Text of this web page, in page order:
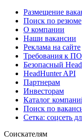
Размещение
Поиск по резюме
О компании
Наши вакансии
Реклама на сайте
Требования к ПО
Безопасный
HeadHunter API
Партнерам
Инвесторам
Каталог
Поиск по
Сетка: соцсеть
Соискателям